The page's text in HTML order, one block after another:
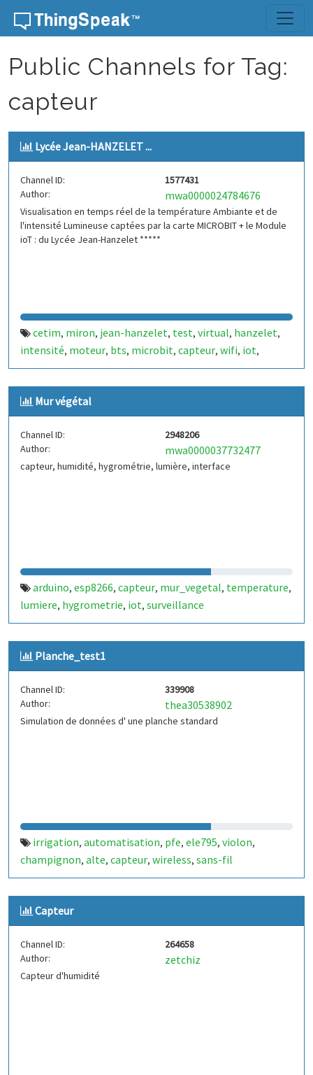
Skip to content
Public Channels for Tag:
capteur
Lycée Jean-HANZELET ...
Channel ID:
1577431
Author:
mwa0000024784676
Visualisation en temps réel de la température Ambiante et de
l'intensité Lumineuse captées par la carte MICROBIT + le Module
ioT : du Lycée Jean-Hanzelet *****
cetim, miron, jean-hanzelet, test, virtual, hanzelet,
intensité, moteur, bts, microbit, capteur, wifi, iot,
distance,arts et métiers,osi,metz
Mur végétal
Channel ID:
2948206
Author:
mwa0000037732477
capteur, humidité, hygrométrie, lumière, interface
arduino, esp8266, capteur, mur_vegetal, temperature,
lumiere, hygrometrie, iot, surveillance
Planche_test1
Channel ID:
339908
Author:
thea30538902
Simulation de données d' une planche standard
irrigation, automatisation, pfe, ele795, violon,
champignon, alte, capteur, wireless, sans-fil
Capteur
Channel ID:
264658
Author:
zetchiz
Capteur d'humidité